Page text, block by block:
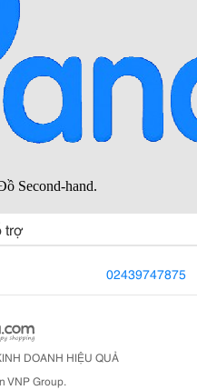
trợ
02439747875
DOANH HIỆU QUẢ
VNP Group.